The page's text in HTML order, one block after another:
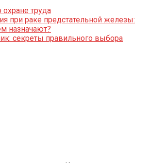
труда
при раке предстательной железы:
назначают?
секреты правильного выбора